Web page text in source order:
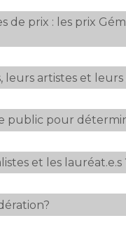
cliquez ici.
de prix : les prix
leurs artistes et
public pour
et les lauréat.e.s